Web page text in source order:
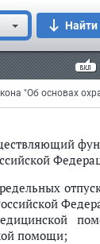
Найти
изделия,
Российской
помощи;